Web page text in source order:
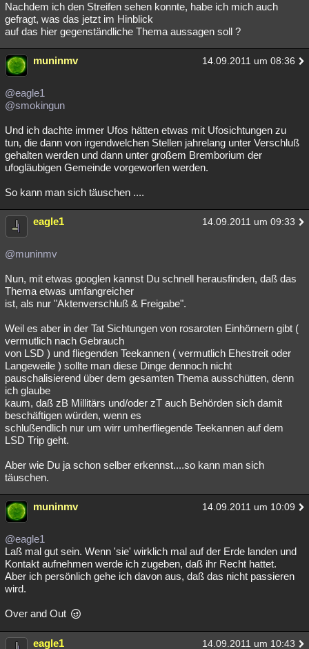
Nachdem ich den Streifen sehen konnte, habe ich mich auch
gefragt, was das jetzt im Hinblick
auf das hier gegenständliche Thema aussagen soll ?
muninmv 14.09.2011 um 08:36
@eagle1
@smokingun
Und ich dachte immer Ufos hätten etwas mit Ufosichtungen zu
tun, die dann von irgendwelchen Stellen jahrelang unter Verschluß
gehalten werden und dann unter großem Bremborium der
ufogläubigen Gemeinde vorgeworfen werden.
So kann man sich täuschen ....
eagle1 14.09.2011 um 09:33
@muninmv
Nun, mit etwas googlen kannst Du schnell herausfinden, daß das
Thema etwas umfangreicher
ist, als nur "Aktenverschluß & Freigabe".
Weil es aber in der Tat Sichtungen von rosaroten Einhörnern gibt (
vermutlich nach Gebrauch
von LSD ) und fliegenden Teekannen ( vermutlich Ehestreit oder
Langeweile ) sollte man diese Dinge dennoch nicht
pauschalisierend über dem gesamten Thema ausschütten, denn
ich glaube
kaum, daß zB Millitärs und/oder zT auch Behörden sich damit
beschäftigen würden, wenn es
schlußendlich nur um wirr umherfliegende Teekannen auf dem
LSD Trip geht.
Aber wie Du ja schon selber erkennst....so kann man sich
täuschen.
muninmv 14.09.2011 um 10:09
@eagle1
Laß mal gut sein. Wenn 'sie' wirklich mal auf der Erde landen und
Kontakt aufnehmen werde ich zugeben, daß ihr Recht hattet.
Aber ich persönlich gehe ich davon aus, daß das nicht passieren
wird.
Over and Out
eagle1 14.09.2011 um 10:43